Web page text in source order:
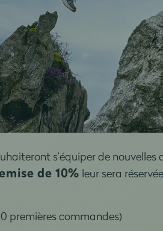
s’équiper de
de 10% leur sera
premières commandes)